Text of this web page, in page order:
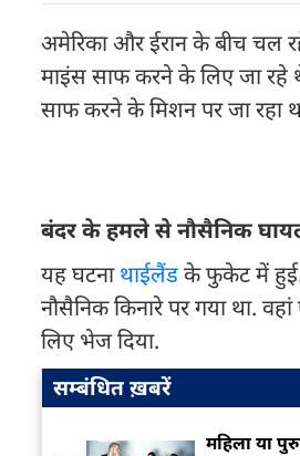
अमेरिका और ईरान के बीच चल
माइंस साफ करने के लिए जा रहे
साफ करने के मिशन पर जा रहा
बंदर के हमले से नौसैनिक
यह घटनाथाईलैंडके फुकेट में हुई.
नौसैनिक किनारे पर गया था.
लिए भेज दिया.
सम्बंधित ख़बरें
महिला या